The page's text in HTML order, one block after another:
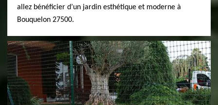
allez bénéficier d’un jardin esthétique et moderne à
Bouquelon 27500.